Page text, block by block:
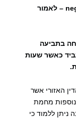
– לאמור
בתביעה
כאשר שעות
האזורי אשר
מחמת
ללמוד כי